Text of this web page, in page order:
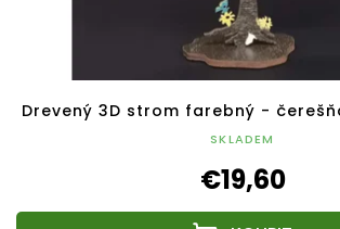
Drevený 3D strom farebný -
SKLADEM
€19,60